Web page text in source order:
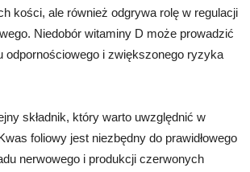
kości, ale również odgrywa rolę w regulacji
Niedobór witaminy D może prowadzić
odpornościowego i zwiększonego ryzyka
składnik, który warto uwzględnić w
foliowy jest niezbędny do prawidłowego
nerwowego i produkcji czerwonych